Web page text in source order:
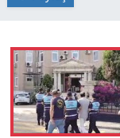
SİYASET
SPOR